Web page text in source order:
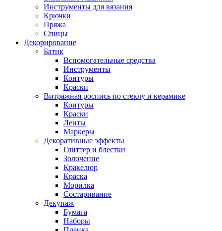
Инструменты для вязания
Крючки
Пряжа
Спицы
Декорирование
Батик
Вспомогательные средства
Инструменты
Контуры
Краски
Витражная роспись по стеклу и керамике
Контуры
Краски
Ленты
Маркеры
Декоративные эффекты
Глиттер и блестки
Золочение
Кракелюр
Краска
Морилка
Состаривание
Декупаж
Бумага
Наборы